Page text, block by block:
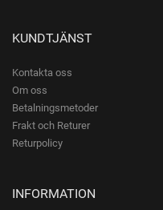
KUNDTJÄNST
Kontakta oss
Om oss
Betalningsmetoder
Frakt och Returer
Returpolicy
INFORMATION